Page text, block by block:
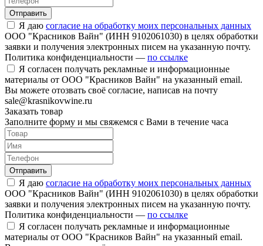
Отправить
Я даю согласие на обработку моих персональных данных
ООО "Красников Вайн" (ИНН 9102061030) в целях обработки
заявки и получения электронных писем на указанную почту.
Политика конфиденциальности — по ссылке
Я согласен получать рекламные и информационные
материалы от ООО "Красников Вайн" на указанный email.
Вы можете отозвать своё согласие, написав на почту
sale@krasnikovwine.ru
Заказать товар
Заполните форму и мы свяжемся с Вами в течение часа
Отправить
Я даю согласие на обработку моих персональных данных
ООО "Красников Вайн" (ИНН 9102061030) в целях обработки
заявки и получения электронных писем на указанную почту.
Политика конфиденциальности — по ссылке
Я согласен получать рекламные и информационные
материалы от ООО "Красников Вайн" на указанный email.